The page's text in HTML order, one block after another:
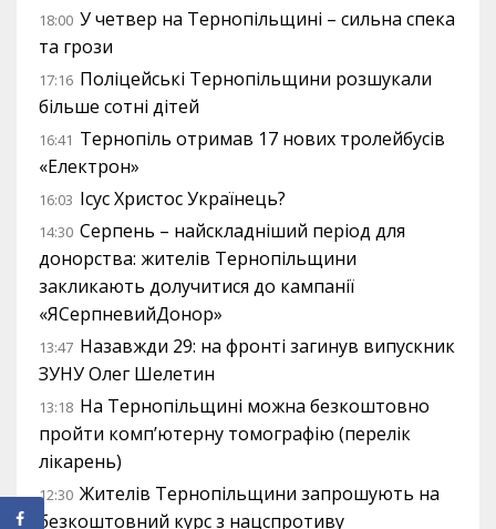
18:00 У четвер на Тернопільщині – сильна спека
та грози
17:16 Поліцейські Тернопільщини розшукали
більше сотні дітей
16:41 Тернопіль отримав 17 нових тролейбусів
«Електрон»
16:03 Ісус Христос Українець?
14:30 Серпень – найскладніший період для
донорства: жителів Тернопільщини
закликають долучитися до кампанії
«ЯСерпневийДонор»
13:47 Назавжди 29: на фронті загинув випускник
ЗУНУ Олег Шелетин
13:18 На Тернопільщині можна безкоштовно
пройти комп’ютерну томографію (перелік
лікарень)
12:30 Жителів Тернопільщини запрошують на
безкоштовний курс з нацспротиву